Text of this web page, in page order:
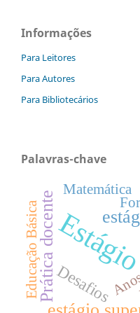
Informações
Para Leitores
Para Autores
Para Bibliotecários
Palavras-chave
Prática docenteDesafios
Matemática
Educação Básica